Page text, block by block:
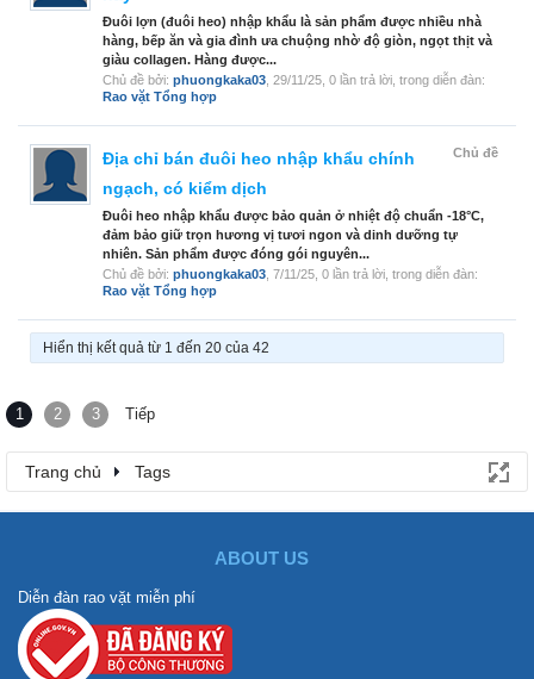
Đuôi lợn (đuôi heo) nhập khẩu là sản phẩm được nhiều nhà
hàng, bếp ăn và gia đình ưa chuộng nhờ độ giòn, ngọt thịt và
giàu collagen. Hàng được...
Chủ đề bởi: phuongkaka03 29/11/25 , 0 lần trả lời, trong diễn đàn:
Rao vặt Tổng hợp
Chủ đề
Địa chỉ bán đuôi heo nhập khẩu chính
ngạch, có kiểm dịch
Đuôi heo nhập khẩu được bảo quản ở nhiệt độ chuẩn -18°C,
đảm bảo giữ trọn hương vị tươi ngon và dinh dưỡng tự
nhiên. Sản phẩm được đóng gói nguyên...
Chủ đề bởi: phuongkaka03 7/11/25 , 0 lần trả lời, trong diễn đàn:
Rao vặt Tổng hợp
Hiển thị kết quả từ 1 đến 20 của 42
1 2 3 Tiếp
Trang chủ Tags
ABOUT US
Diễn đàn rao vặt miễn phí